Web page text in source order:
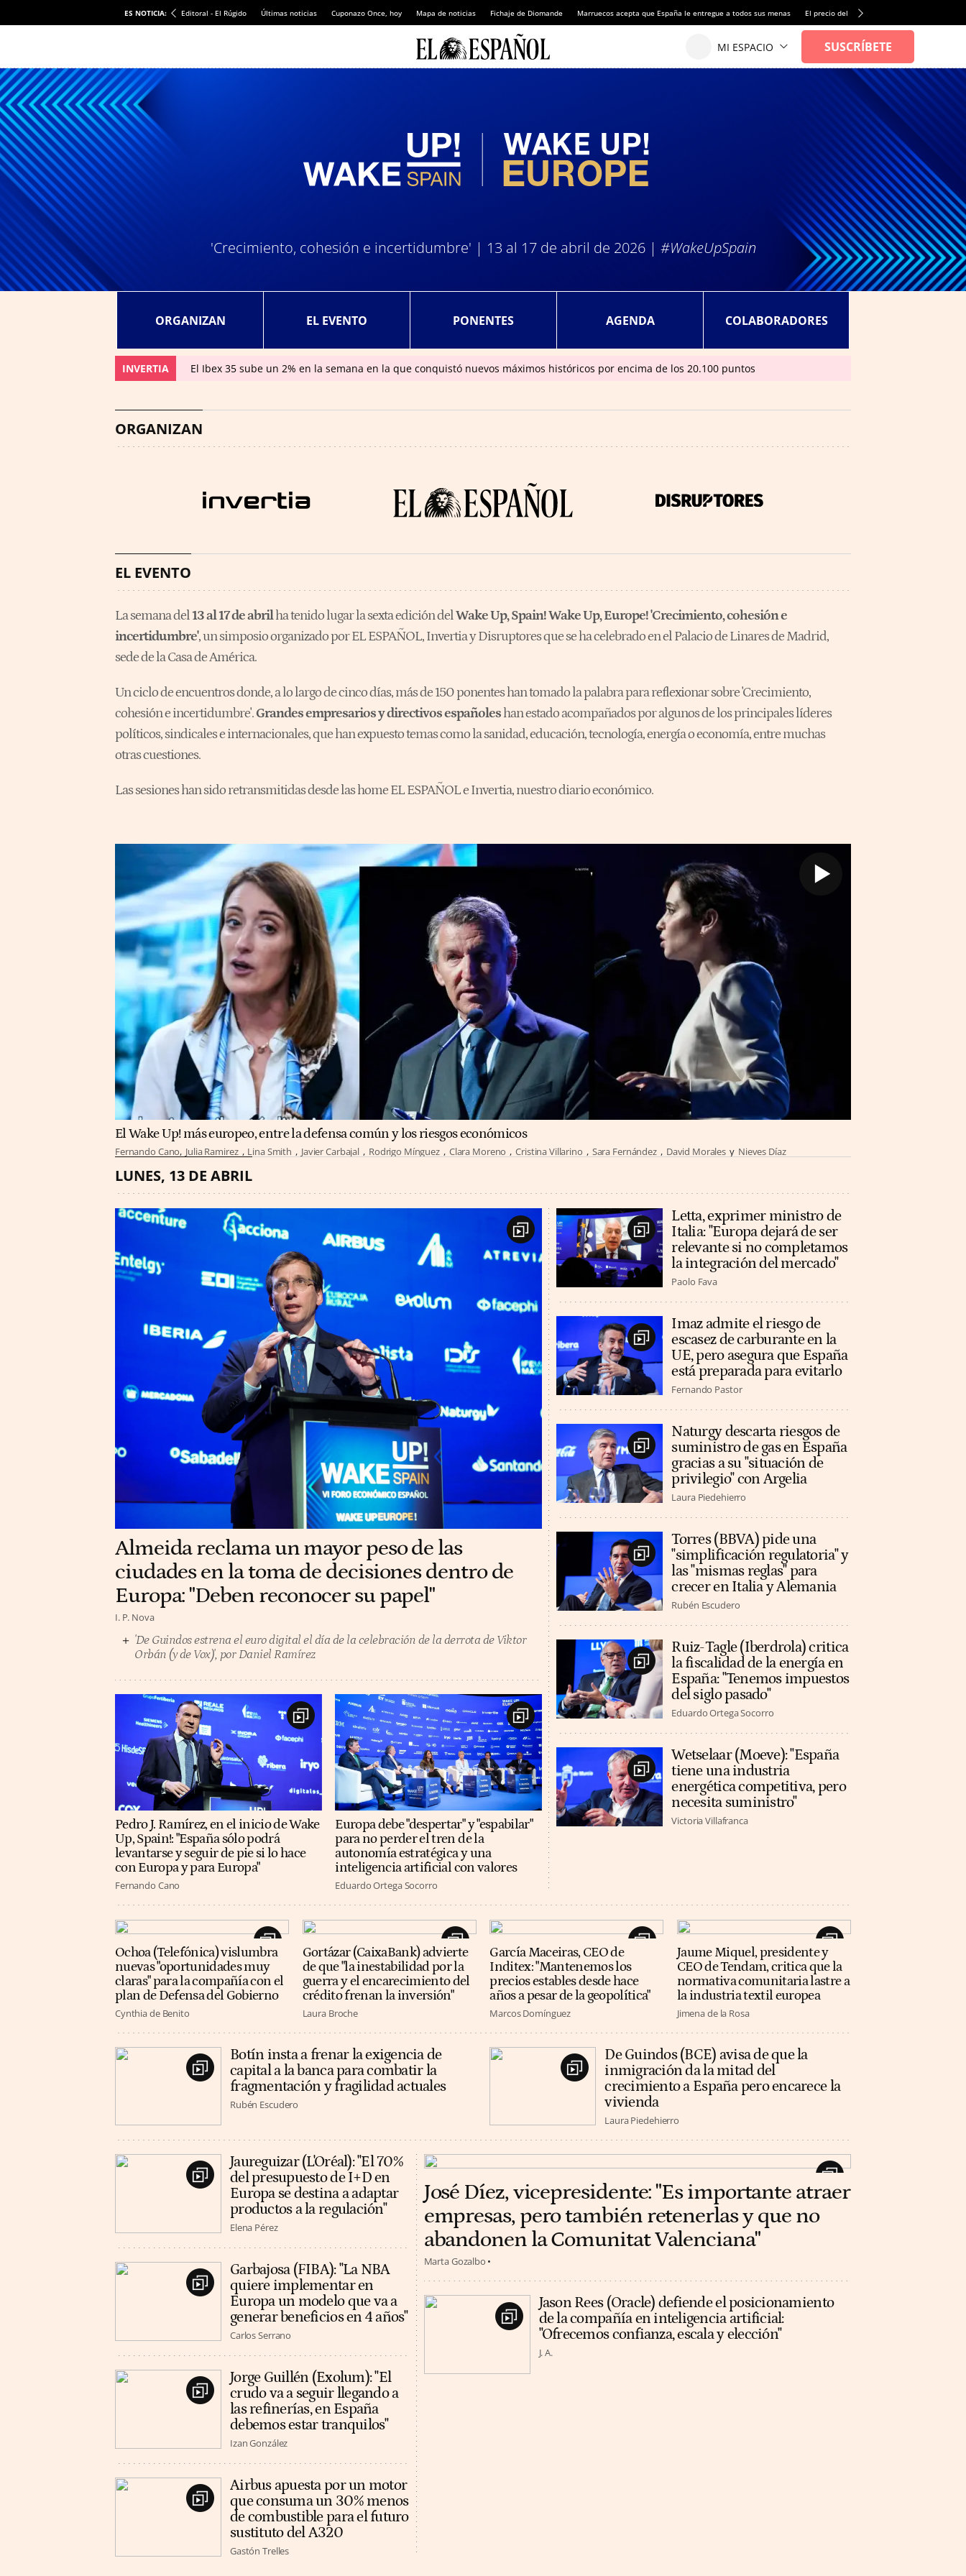
ES NOTICIA: Editoral - El Rúgido Últimas noticias Cuponazo Once, hoy Mapa de noticias Fichaje de Diomande Marruecos acepta que España le entregue a todos sus menas El precio del alquiler de vivienda baja por
'Crecimiento, cohesión e incertidumbre' | 13 al 17 de abril de 2026 | #WakeUpSpain
ORGANIZAN EL EVENTO PONENTES AGENDA COLABORADORES
INVERTIA El Ibex 35 sube un 2% en la semana en la que conquistó nuevos máximos históricos por encima de los 20.100 puntos
ORGANIZAN
EL EVENTO
La semana del13 al 17 de abrilha tenido lugar la sexta edición delWake Up, Spain! Wake Up, Europe! 'Crecimiento, cohesión e
incertidumbre', un simposio organizado por EL ESPAÑOL, Invertia y Disruptores que se ha celebrado en el Palacio de Linares de Madrid,
sede de la Casa de América.
Un ciclo de encuentros donde, a lo largo de cinco días, más de 150 ponentes han tomado la palabra para reflexionar sobre 'Crecimiento,
cohesión e incertidumbre'.Grandes empresarios y directivos españoleshan estado acompañados por algunos de los principales líderes
políticos, sindicales e internacionales, que han expuesto temas como la sanidad, educación, tecnología, energía o economía, entre muchas
otras cuestiones.
Las sesiones han sido retransmitidas desde las home EL ESPAÑOL e Invertia, nuestro diario económico.
El Wake Up! más europeo, entre la defensa común y los riesgos económicos
Fernando Cano Julia Ramirez Lina Smith Javier Carbajal Rodrigo Mínguez Clara Moreno Cristina Villarino Sara Fernández David Morales Nieves Díaz
LUNES, 13 DE ABRIL
Almeida reclama un mayor peso de las
ciudades en la toma de decisiones dentro de
Europa: "Deben reconocer su papel"
I. P. Nova
'De Guindos estrena el euro digital el día de la celebración de la derrota de Viktor
Orbán (y de Vox)', por Daniel Ramírez
Pedro J. Ramírez, en el inicio de Wake
Up, Spain!: "España sólo podrá
levantarse y seguir de pie si lo hace
con Europa y para Europa"
Fernando Cano
Europa debe "despertar" y "espabilar"
para no perder el tren de la
autonomía estratégica y una
inteligencia artificial con valores
Eduardo Ortega Socorro
Letta, exprimer ministro de
Italia: "Europa dejará de ser
relevante si no completamos
la integración del mercado"
Paolo Fava
Imaz admite el riesgo de
escasez de carburante en la
UE, pero asegura que España
está preparada para evitarlo
Fernando Pastor
Naturgy descarta riesgos de
suministro de gas en España
gracias a su "situación de
privilegio" con Argelia
Laura Piedehierro
Torres (BBVA) pide una
"simplificación regulatoria" y
las "mismas reglas" para
crecer en Italia y Alemania
Rubén Escudero
Ruiz-Tagle (Iberdrola) critica
la fiscalidad de la energía en
España: "Tenemos impuestos
del siglo pasado"
Eduardo Ortega Socorro
Wetselaar (Moeve): "España
tiene una industria
energética competitiva, pero
necesita suministro"
Victoria Villafranca
Ochoa (Telefónica) vislumbra
nuevas "oportunidades muy
claras" para la compañía con el
plan de Defensa del Gobierno
Cynthia de Benito
Gortázar (CaixaBank) advierte
de que "la inestabilidad por la
guerra y el encarecimiento del
crédito frenan la inversión"
Laura Broche
García Maceiras, CEO de
Inditex: "Mantenemos los
precios estables desde hace
años a pesar de la geopolítica"
Marcos Domínguez
Jaume Miquel, presidente y
CEO de Tendam, critica que la
normativa comunitaria lastre a
la industria textil europea
Jimena de la Rosa
Botín insta a frenar la exigencia de
capital a la banca para combatir la
fragmentación y fragilidad actuales
Rubén Escudero
De Guindos (BCE) avisa de que la
inmigración da la mitad del
crecimiento a España pero encarece la
vivienda
Laura Piedehierro
Jaureguizar (L'Oréal): "El 70%
del presupuesto de I+D en
Europa se destina a adaptar
productos a la regulación"
Elena Pérez
Garbajosa (FIBA): "La NBA
quiere implementar en
Europa un modelo que va a
generar beneficios en 4 años"
Carlos Serrano
Jorge Guillén (Exolum): "El
crudo va a seguir llegando a
las refinerías, en España
debemos estar tranquilos"
Izan González
Airbus apuesta por un motor
que consuma un 30% menos
de combustible para el futuro
sustituto del A320
Gastón Trelles
José Díez, vicepresidente: "Es importante atraer
empresas, pero también retenerlas y que no
abandonen la Comunitat Valenciana"
Marta Gozalbo
Jason Rees (Oracle) defiende el posicionamiento
de la compañía en inteligencia artificial:
"Ofrecemos confianza, escala y elección"
J. A.